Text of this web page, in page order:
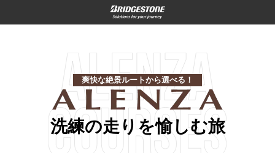
爽快な絶景ルートから選べる！
洗練の走りを愉しむ旅